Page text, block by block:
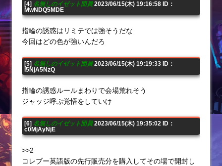
[4] 名無しのイゼット団員2023/06/15(木) 19:16:58 ID：
MwNDQ5MDE
指輪の誘惑はリミテでは強そうだな
今回はどの色が強いんだろ
[5] 名無しのイゼット団員2023/06/15(木) 19:19:33 ID：
I5NjA5NzQ
指輪の誘惑ルールまわりで会場荒れそう
ジャッジ呼ぶ覚悟をしていけ
[6] 名無しのイゼット団員2023/06/15(木) 19:35:02 ID：
c0MjAyNjE
>>2
コレブー英語版の先行販売分を購入してその場で開封し